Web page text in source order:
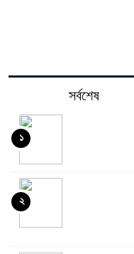
সর্বশেষ
১
২